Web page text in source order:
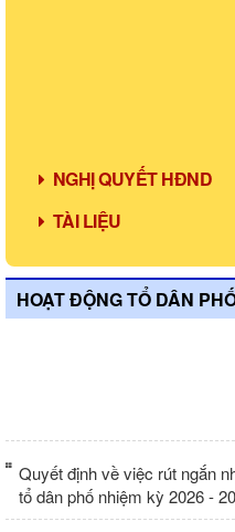
NGHỊ QUYẾT HĐND
TÀI LIỆU
HOẠT ĐỘNG TỔ DÂN
Quyết định về việc rút ngắn
tổ dân phố nhiệm kỳ 2026 -
Trang